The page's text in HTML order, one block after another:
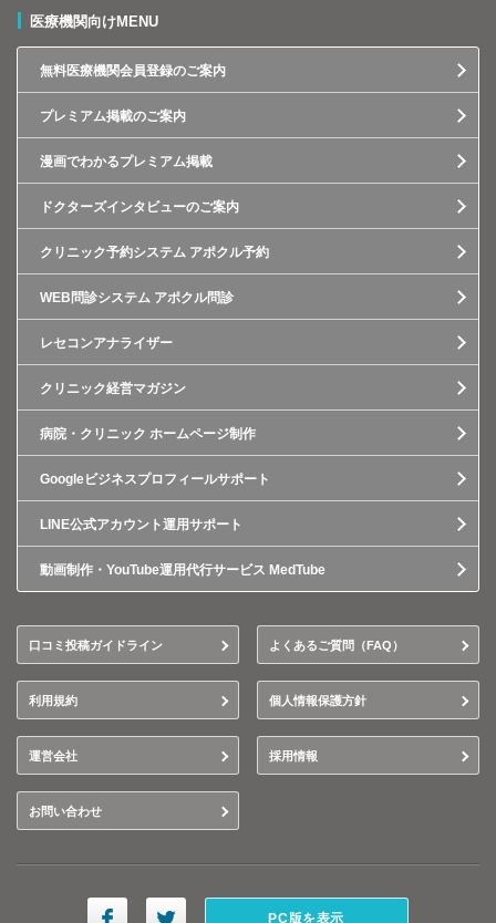
医療機関向けMENU
無料医療機関会員登録のご案内
プレミアム掲載のご案内
漫画でわかるプレミアム掲載
ドクターズインタビューのご案内
クリニック予約システム アポクル予約
WEB問診システム アポクル問診
レセコンアナライザー
クリニック経営マガジン
病院・クリニック ホームページ制作
Googleビジネスプロフィールサポート
LINE公式アカウント運用サポート
動画制作・YouTube運用代行サービス MedTube
口コミ投稿ガイドライン よくあるご質問（FAQ）
利用規約 個人情報保護方針
運営会社 採用情報
お問い合わせ
PC版を表示